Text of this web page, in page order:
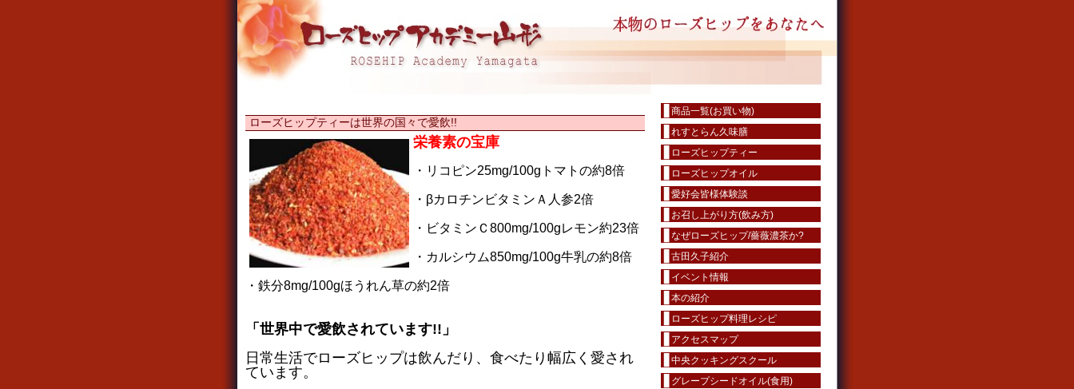
ローズヒップティーは世界の国々で愛飲!!
栄養素の宝庫
・リコピン25mg/100gトマトの約8倍
・βカロチンビタミンＡ人参2倍
・ビタミンＣ800mg/100gレモン約23倍
・カルシウム850mg/100g牛乳の約8倍
・鉄分8mg/100gほうれん草の約2倍
「世界中で愛飲されています!!」
日常生活でローズヒップは飲んだり、食べたり幅広く愛され
ています。
商品一覧(お買い物)
れすとらん久味膳
ローズヒップティー
ローズヒップオイル
愛好会皆様体験談
お召し上がり方(飲み方)
なぜローズヒップ/薔薇濃茶か?
古田久子紹介
イベント情報
本の紹介
ローズヒップ料理レシピ
アクセスマップ
中央クッキングスクール
グレープシードオイル(食用)